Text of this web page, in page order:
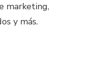
marketing,
y más.